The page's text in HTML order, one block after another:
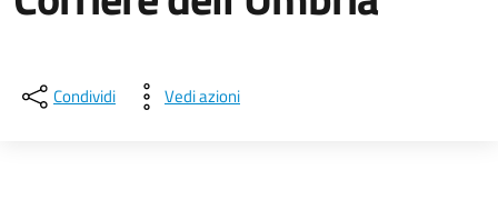
Condividi Vedi azioni